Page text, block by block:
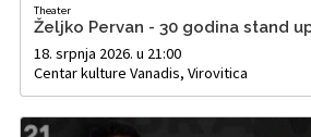
Theater
Željko Pervan - 30 godina stand
18. srpnja 2026. u 21:00
Centar kulture Vanadis, Virovitica